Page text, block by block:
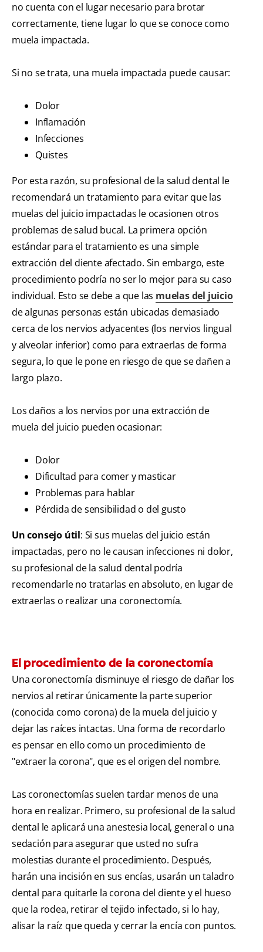
no cuenta con el lugar necesario para brotar
correctamente, tiene lugar lo que se conoce como
muela impactada.
Si no se trata, una muela impactada puede causar:
Dolor
Inflamación
Infecciones
Quistes
Por esta razón, su profesional de la salud dental le
recomendará un tratamiento para evitar que las
muelas del juicio impactadas le ocasionen otros
problemas de salud bucal. La primera opción
estándar para el tratamiento es una simple
extracción del diente afectado. Sin embargo, este
procedimiento podría no ser lo mejor para su caso
individual. Esto se debe a que las muelas del juicio
de algunas personas están ubicadas demasiado
cerca de los nervios adyacentes (los nervios lingual
y alveolar inferior) como para extraerlas de forma
segura, lo que le pone en riesgo de que se dañen a
largo plazo.
Los daños a los nervios por una extracción de
muela del juicio pueden ocasionar:
Dolor
Dificultad para comer y masticar
Problemas para hablar
Pérdida de sensibilidad o del gusto
Un consejo útil: Si sus muelas del juicio están
impactadas, pero no le causan infecciones ni dolor,
su profesional de la salud dental podría
recomendarle no tratarlas en absoluto, en lugar de
extraerlas o realizar una coronectomía.
El procedimiento de la coronectomía
Una coronectomía disminuye el riesgo de dañar los
nervios al retirar únicamente la parte superior
(conocida como corona) de la muela del juicio y
dejar las raíces intactas. Una forma de recordarlo
es pensar en ello como un procedimiento de
"extraer la corona", que es el origen del nombre.
Las coronectomías suelen tardar menos de una
hora en realizar. Primero, su profesional de la salud
dental le aplicará una anestesia local, general o una
sedación para asegurar que usted no sufra
molestias durante el procedimiento. Después,
harán una incisión en sus encías, usarán un taladro
dental para quitarle la corona del diente y el hueso
que la rodea, retirar el tejido infectado, si lo hay,
alisar la raíz que queda y cerrar la encía con puntos.